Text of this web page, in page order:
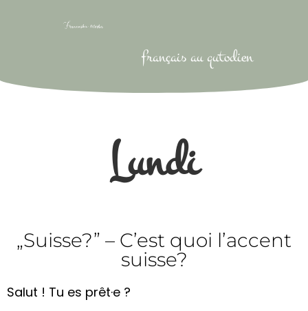
français au qutodien
Lundi
„Suisse?” – C’est quoi l’accent
suisse?
Salut ! Tu es prêt·e ?